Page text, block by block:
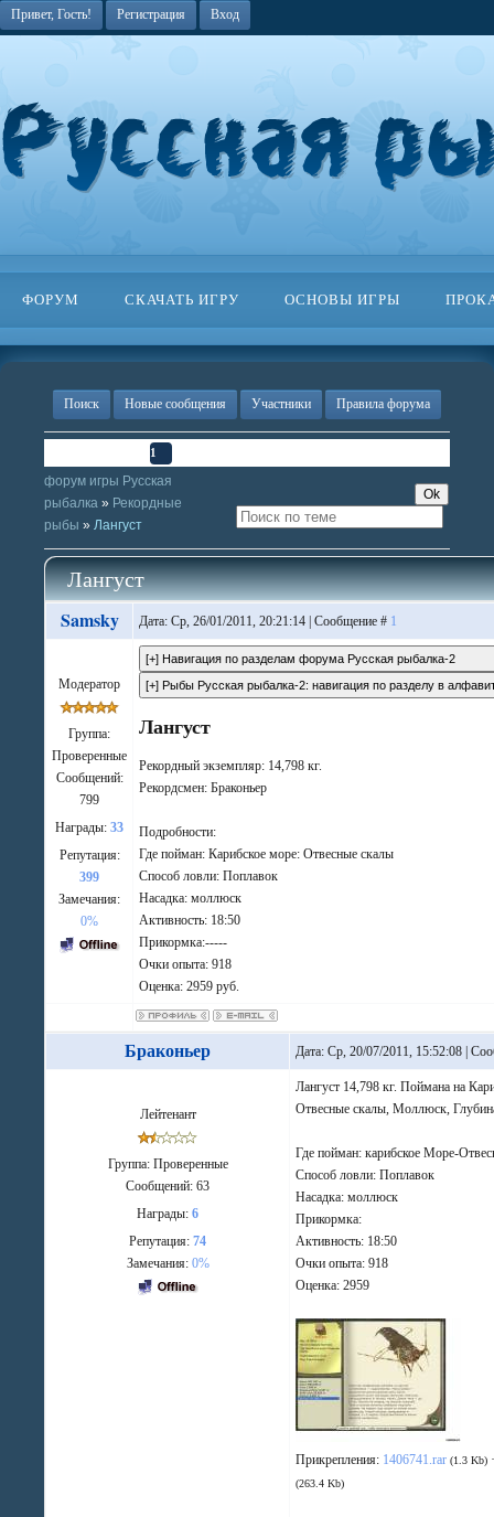
Привет, Гость! Регистрация Вход
ФОРУМ СКАЧАТЬ ИГРУ ОСНОВЫ ИГРЫ
Поиск Новые сообщения Участники Правила форума
1
форум игры Русская
рыбалка » Рекордные
рыбы » Лангуст
Лангуст
Samsky Дата: Ср, 26/01/2011, 20:21:14 | Сообщение # 1
Модератор
Группа:
Проверенные
Сообщений:
799
Награды:33
Репутация:
399
Замечания:
0%
Лангуст
Рекордный экземпляр: 14,798 кг.
Рекордсмен: Браконьер
Подробности:
Где пойман: Карибское море: Отвесные скалы
Способ ловли: Поплавок
Насадка: моллюск
Активность: 18:50
Прикормка:-----
Очки опыта: 918
Оценка: 2959 руб.
Браконьер Дата: Ср, 20/07/2011, 15:52:08 |
Лейтенант
Группа: Проверенные
Сообщений:63
Награды:6
Репутация:74
Замечания: 0%
Лангуст 14,798 кг. Поймана на
Отвесные скалы, Моллюск,
Где пойман: карибское Море-
Способ ловли: Поплавок
Насадка: моллюск
Прикормка:
Активность: 18:50
Очки опыта: 918
Оценка: 2959
Прикрепления: 1406741.rar (1.3 Kb)
(263.4 Kb)